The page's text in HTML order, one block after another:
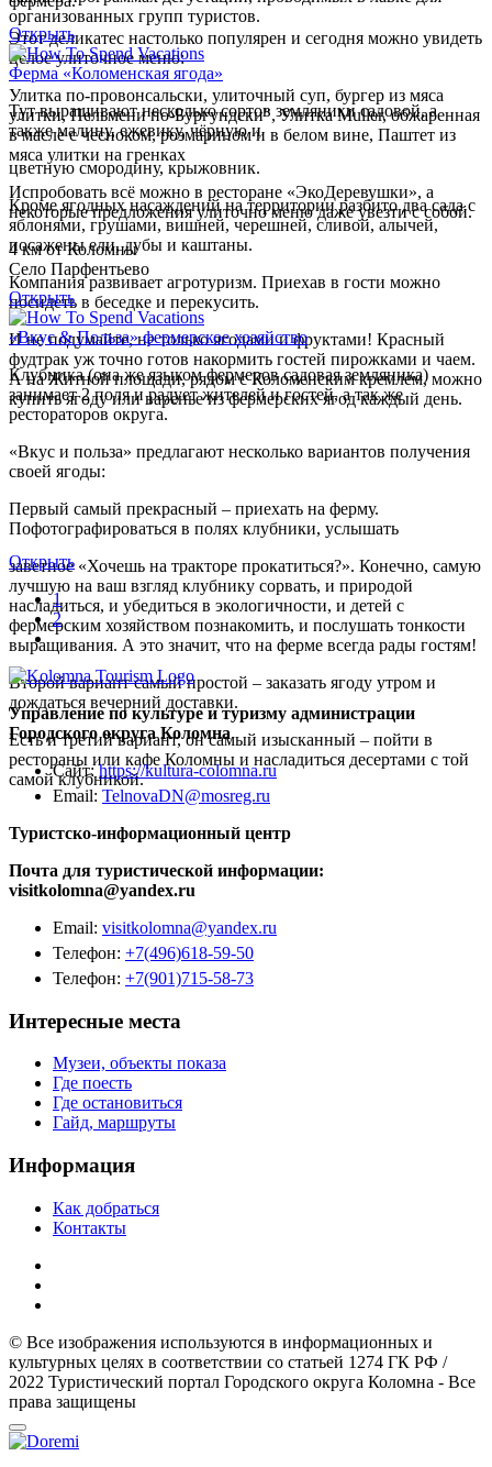
организованных групп туристов.
Этот деликатес настолько популярен и сегодня можно увидеть
целое улиточное меню:
Улитка по-провонсальски, улиточный суп, бургер из мяса
улитки, Пельмени по-Бургундски", Улитка Muller, обжаренная
в масле с чесноком, розмарином и в белом вине, Паштет из
мяса улитки на гренках
Испробовать всё можно в ресторане «ЭкоДеревушки», а
некоторые предложения улиточно меню даже увезти с собой.
4 км от Коломны
Село Парфентьево
Открыть
Ферма «Коломенская ягода»
Тут выращивают несколько сортов земляники садовой, а
также малину, ежевику, чёрную и
цветную смородину, крыжовник.
Кроме ягодных насаждений на территории разбито два сада с
яблонями, грушами, вишней, черешней, сливой, алычей,
посажены ели, дубы и каштаны.
Компания развивает агротуризм. Приехав в гости можно
посидеть в беседке и перекусить.
И не подумайте, не только ягодами и фруктами! Красный
фудтрак уж точно готов накормить гостей пирожками и чаем.
А на Житной площади, рядом с Коломенским кремлем, можно
купить ягоду или варенье из фермерских ягод каждый день.
Открыть
«Вкус & Польза» фермерское хозяйство
Клубника (она же языком фермеров садовая земляника)
занимает 2 поля и радует жителей и гостей, а так же
рестораторов округа.
«Вкус и польза» предлагают несколько вариантов получения
своей ягоды:
Первый самый прекрасный – приехать на ферму.
Пофотографироваться в полях клубники, услышать
заветное «Хочешь на тракторе прокатиться?». Конечно, самую
лучшую на ваш взгляд клубнику сорвать, и природой
насладиться, и убедиться в экологичности, и детей с
фермерским хозяйством познакомить, и послушать тонкости
выращивания. А это значит, что на ферме всегда рады гостям!
Второй вариант самый простой – заказать ягоду утром и
дождаться вечерний доставки.
Есть и третий вариант, он самый изысканный – пойти в
рестораны или кафе Коломны и насладиться десертами с той
самой клубникой.
Открыть
1
2
Управление по культуре и туризму администрации
Городского округа Коломна
Сайт:https://kultura-colomna.ru
Email: TelnovaDN@mosreg.ru
Туристско-информационный центр
Почта для туристической информации:
visitkolomna@yandex.ru
Email: visitkolomna@yandex.ru
Телефон: +7(496)618-59-50
Телефон: +7(901)715-58-73
Интересные места
Музеи, объекты показа
Где поесть
Где остановиться
Гайд, маршруты
Информация
Как добраться
Контакты
© Все изображения используются в информационных и
культурных целях в соответствии со статьей 1274 ГК РФ /
2022 Туристический портал Городского округа Коломна - Все
права защищены